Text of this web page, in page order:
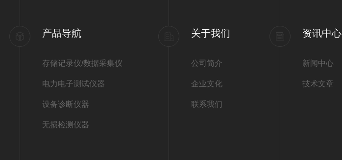
产品导航
存储记录仪/数据采集仪
电力电子测试仪器
设备诊断仪器
无损检测仪器
关于我们
公司简介
企业文化
联系我们
资讯中心
新闻中心
技术文章